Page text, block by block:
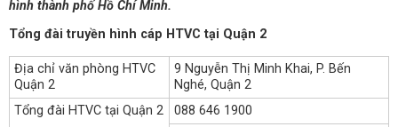
hình thành phố Hồ Chí Minh.
Tổng đài truyền hình cáp HTVC tại Quận 2
Địa chỉ văn phòng HTVC
Quận 2
9 Nguyễn Thị Minh Khai, P. Bến
Nghé, Quận 2
Tổng đài HTVC tại Quận 2
088 646 1900